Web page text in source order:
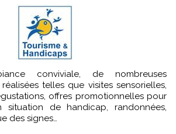
telles que visites sensorielles,
offres promotionnelles pour
situation de handicap, randonnées,
des signes…